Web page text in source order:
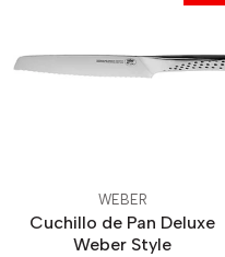
WEBER
Cuchillo de Pan Deluxe
Weber Style